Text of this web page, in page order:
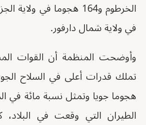
في ولاية شمال دارفور.
وأوضحت المنظمة أن القوات
هجوما جويا وتمثل نسبة مائة في